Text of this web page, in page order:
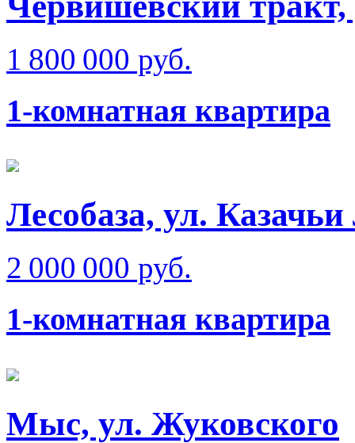
1 800 000 руб.
1-комнатная квартира
Лесобаза, ул.
2 000 000 руб.
1-комнатная квартира
Мыс, ул. Жуковского